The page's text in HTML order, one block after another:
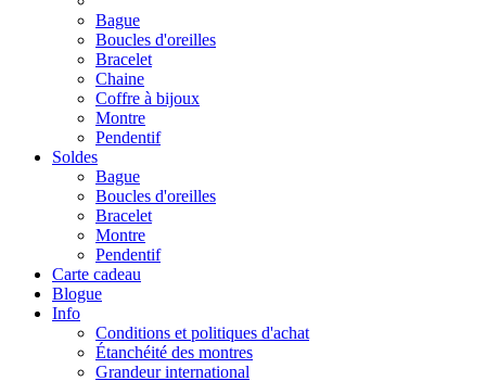
Bague
Boucles d'oreilles
Bracelet
Chaine
Coffre à bijoux
Montre
Pendentif
Soldes
Bague
Boucles d'oreilles
Bracelet
Montre
Pendentif
Carte cadeau
Blogue
Info
Conditions et politiques d'achat
Étanchéité des montres
Grandeur international